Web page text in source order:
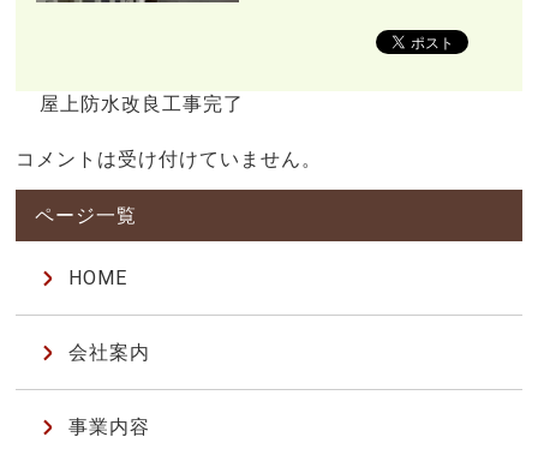
屋上防水改良工事完了
コメントは受け付けていません。
HOME
会社案内
事業内容